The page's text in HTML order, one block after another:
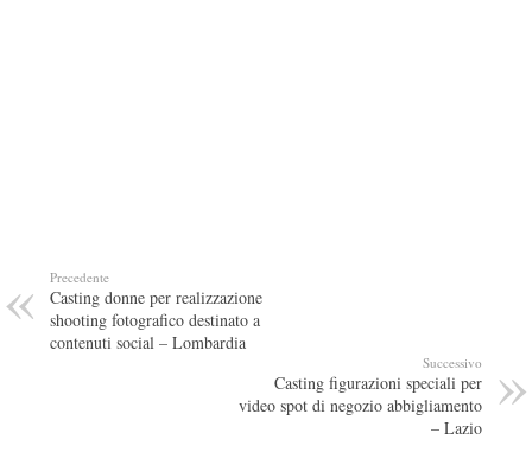
Precedente
Casting donne per realizzazione
shooting fotografico destinato a
contenuti social – Lombardia
Successivo
Casting figurazioni speciali per
video spot di negozio abbigliamento
– Lazio